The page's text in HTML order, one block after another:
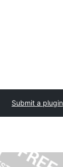
Submit a plugin